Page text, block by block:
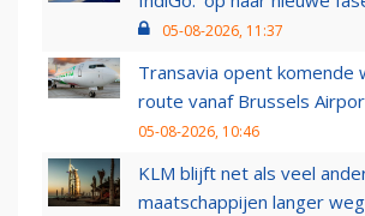
05-08-2026, 11:37
Transavia opent komende
route vanaf Brussels
05-08-2026, 10:46
KLM blijft net als veel
maatschappijen langer